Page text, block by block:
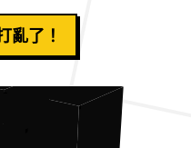
亂了！